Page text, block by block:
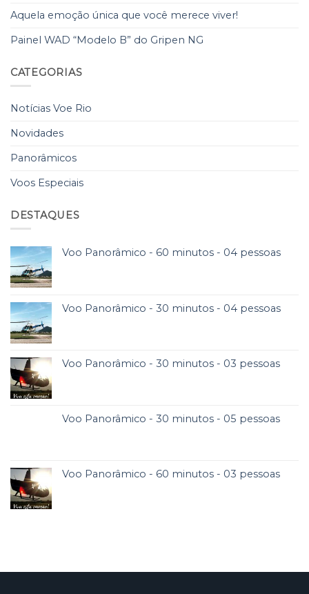
Aquela emoção única que você merece viver!
Painel WAD “Modelo B” do Gripen NG
CATEGORIAS
Notícias Voe Rio
Novidades
Panorâmicos
Voos Especiais
DESTAQUES
Voo Panorâmico - 60 minutos - 04 pessoas
Voo Panorâmico - 30 minutos - 04 pessoas
Voo Panorâmico - 30 minutos - 03 pessoas
Voo Panorâmico - 30 minutos - 05 pessoas
Voo Panorâmico - 60 minutos - 03 pessoas